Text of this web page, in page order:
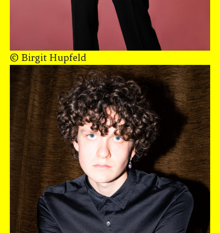
© Birgit Hupfeld